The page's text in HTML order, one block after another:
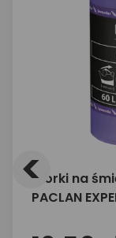
Worki na
PACLAN
<